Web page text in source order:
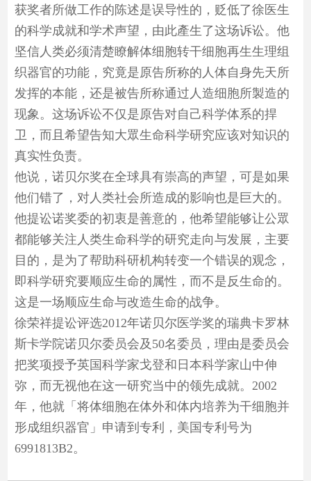
获奖者所做工作的陈述是误导性的，贬低了徐医生
的科学成就和学术声望，由此產生了这场诉讼。他
坚信人类必须清楚瞭解体细胞转干细胞再生生理组
织器官的功能，究竟是原告所称的人体自身先天所
发挥的本能，还是被告所称通过人造细胞所製造的
现象。这场诉讼不仅是原告对自己科学体系的捍
卫，而且希望告知大眾生命科学研究应该对知识的
真实性负责。
他说，诺贝尔奖在全球具有崇高的声望，可是如果
他们错了，对人类社会所造成的影响也是巨大的。
他提讼诺奖委的初衷是善意的，他希望能够让公眾
都能够关注人类生命科学的研究走向与发展，主要
目的，是为了帮助科研机构转变一个错误的观念，
即科学研究要顺应生命的属性，而不是反生命的。
这是一场顺应生命与改造生命的战争。
徐荣祥提讼评选2012年诺贝尔医学奖的瑞典卡罗林
斯卡学院诺贝尔委员会及50名委员，理由是委员会
把奖项授予英国科学家戈登和日本科学家山中伸
弥，而无视他在这一研究当中的领先成就。2002
年，他就「将体细胞在体外和体内培养为干细胞并
形成组织器官」申请到专利，美国专利号为
6991813B2。